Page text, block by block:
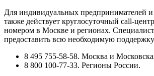
Для индивидуальных предпринимателей
также действует круглосуточный call-
номером в Москве и регионах.
предоставить всю необходимую
8 495 755-58-58. Москва и
8 800 100-77-33. Регионы России.